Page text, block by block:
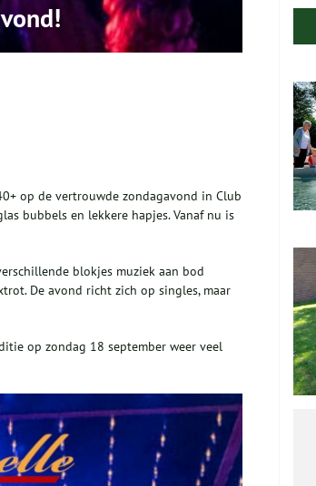
op de vertrouwde zondagavond in Club
bubbels en lekkere hapjes. Vanaf nu is
blokjes muziek aan bod
De avond richt zich op singles, maar
op zondag 18 september weer veel